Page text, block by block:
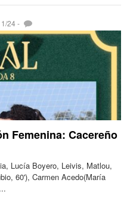
24-
Femenina: Cacereño
Lucía Boyero, Leivis, Matlou,
60'), Carmen Acedo(María